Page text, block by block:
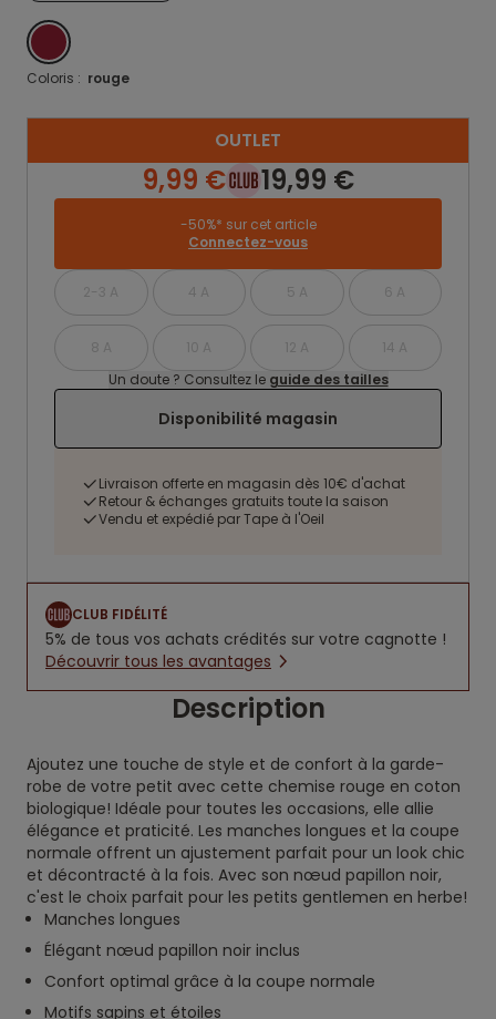
ROUGE
Coloris : rouge
OUTLET
9,99 € 19,99 €
-50%* sur cet article
Connectez-vous
2-3 A 4 A 5 A 6 A
8 A 10 A 12 A
14 A
Un doute ? Consultez le guide des tailles
Disponibilité magasin
Livraison offerte en magasin dès 10€ d'achat
Retour & échanges gratuits toute la saison
Vendu et expédié par Tape à l'Oeil
CLUB FIDÉLITÉ
5% de tous vos achats crédités sur votre cagnotte !
Découvrir tous les avantages
Description
Ajoutez une touche de style et de confort à la garde-
robe de votre petit avec cette chemise rouge en coton
biologique! Idéale pour toutes les occasions, elle allie
élégance et praticité. Les manches longues et la coupe
normale offrent un ajustement parfait pour un look chic
et décontracté à la fois. Avec son nœud papillon noir,
c'est le choix parfait pour les petits gentlemen en herbe!
Manches longues
Élégant nœud papillon noir inclus
Confort optimal grâce à la coupe normale
Motifs sapins et étoiles